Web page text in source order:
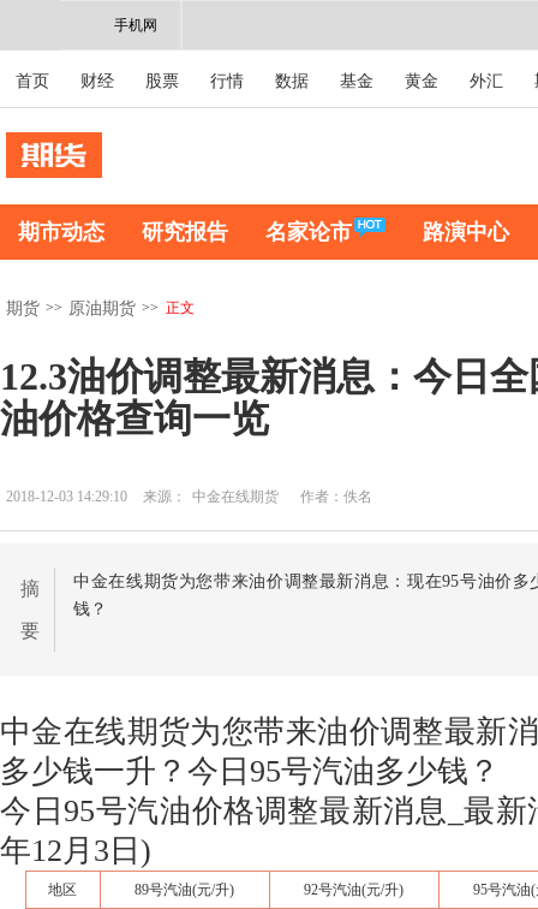
手机网
首页 财经 股票 行情 数据 基金 黄金 外汇
期市动态 研究报告 名家论市 路演中心
期货 >> 原油期货 >> 正文
12.3油价调整最新消息：今日
油价格查询一览
2018-12-03 14:29:10 来源： 中金在线期货 作者：佚名
摘
要
中金在线期货为您带来油价调整最新消息：现在95号油价多
钱？
中金在线期货为您带来油价调整最新
多少钱一升？今日95号汽油多少钱？
今日95号汽油价格调整最新消息_最新
年12月3日)
地区 89号汽油(元/升) 92号汽油(元/升) 95号汽油